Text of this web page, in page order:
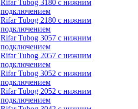
Rifar Tubog 3180 с нижним
подключением
Rifar Tubog 2180 с нижним
подключением
Rifar Tubog 3057 с нижним
подключением
Rifar Tubog 2057 с нижним
подключением
Rifar Tubog 3052 с нижним
подключением
Rifar Tubog 2052 с нижним
подключением